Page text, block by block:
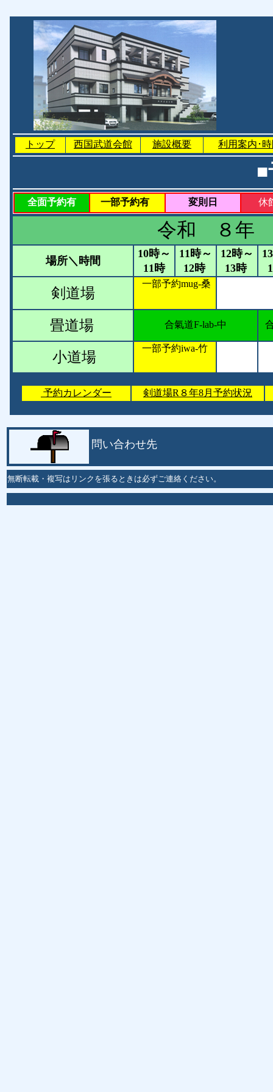
トップ 西国武道会館 施設概要 利用案内･
■
全面予約有 一部予約有 変則日 休
令和 ８年
場所＼時間
10時～
11時
11時～
12時
12時～
13時
剣道場
一部予約mug-桑
畳道場 合氣道F-lab-中
小道場
一部予約iwa-竹
予約カレンダー 剣道場R８年8月予約状況
問い合わせ先
無断転載・複写はリンクを張るときは必ずご連絡ください。